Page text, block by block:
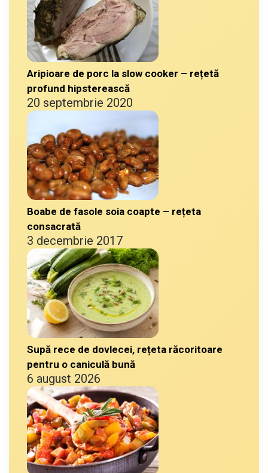
Aripioare de porc la slow cooker – rețetă
profund hipsterească
20 septembrie 2020
Boabe de fasole soia coapte – rețeta
consacrată
3 decembrie 2017
Supă rece de dovlecei, rețeta răcoritoare
pentru o caniculă bună
6 august 2026